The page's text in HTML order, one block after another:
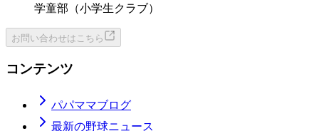
学童部（小学生クラブ）
お問い合わせはこちら
コンテンツ
パパママブログ
最新の野球ニュース